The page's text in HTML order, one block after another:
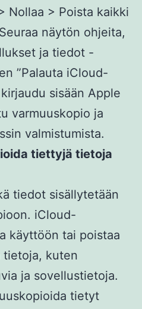
Nollaa > Poista kaikki
näytön ohjeita,
ja tiedot -
”Palauta iCloud-
sisään Apple
varmuuskopio ja
valmistumista.
tiettyjä tietoja
tiedot sisällytetään
iCloud-
käyttöön tai poistaa
tietoja, kuten
ja sovellustietoja.
tietyt